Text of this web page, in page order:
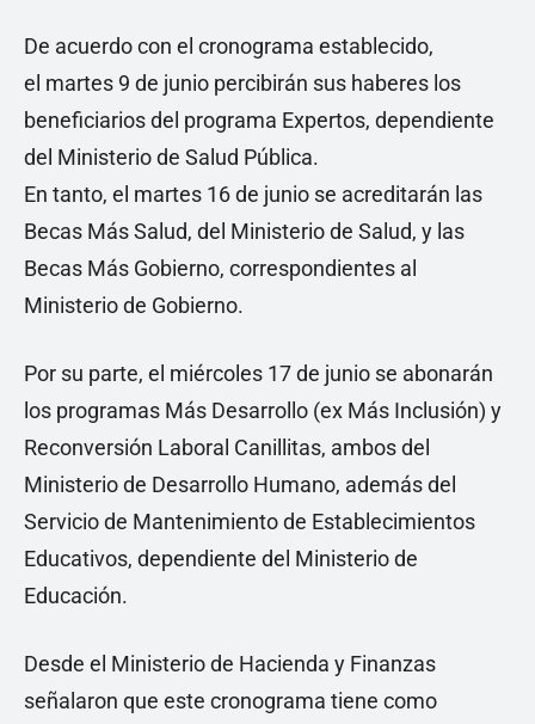
De acuerdo con el cronograma establecido,
el martes 9 de junio percibirán sus haberes los
beneficiarios del programa Expertos, dependiente
del Ministerio de Salud Pública.
En tanto, el martes 16 de junio se acreditarán las
Becas Más Salud, del Ministerio de Salud, y las
Becas Más Gobierno, correspondientes al
Ministerio de Gobierno.
Por su parte, el miércoles 17 de junio se abonarán
los programas Más Desarrollo (ex Más Inclusión) y
Reconversión Laboral Canillitas, ambos del
Ministerio de Desarrollo Humano, además del
Servicio de Mantenimiento de Establecimientos
Educativos, dependiente del Ministerio de
Educación.
Desde el Ministerio de Hacienda y Finanzas
señalaron que este cronograma tiene como